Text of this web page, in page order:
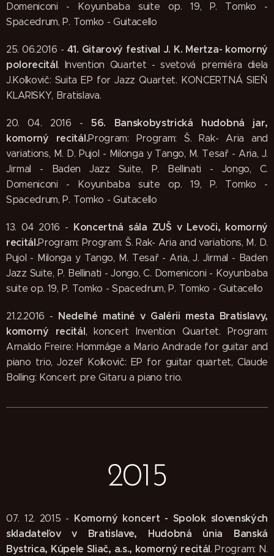
Domeniconi - Koyunbaba suite op. 19, P. Tomko -
Spacedrum, P. Tomko - Guitacello
25. 06.2016 - 41. Gitarový festival J. K. Mertza- komorný
polorecitál. Invention Quartet - svetová premiéra diela
J.Kolkovič: Suita EP for Jazz Quartet. KONCERTNÁ SIEŇ
KLARISKY, Bratislava.
20. 04. 2016 -56. Banskobystrická hudobná jar,
komorný recitál.Program: Program: Š. Rak- Aria and
variations, M. D. Pujol - Milonga y Tango, M. Tesař - Aria, J.
Jirmal - Baden Jazz Suite, P. Bellinati - Jongo, C.
Domeniconi - Koyunbaba suite op. 19, P. Tomko -
Spacedrum, P. Tomko - Guitacello
13. 04 2016 - Koncertná sála ZUŠ v Levoči, komorný
recitál.Program: Program: Š. Rak- Aria and variations, M. D.
Pujol - Milonga y Tango, M. Tesař - Aria, J. Jirmal - Baden
Jazz Suite, P. Bellinati - Jongo, C. Domeniconi - Koyunbaba
suite op. 19, P. Tomko - Spacedrum, P. Tomko - Guitacello
21.2.2016 - Nedeľné matiné v Galérii mesta Bratislavy,
komorný recitál, koncert Invention Quartet. Program:
Arnaldo Freire: Hommáge a Mario Andrade for guitar and
piano trio, Jozef Kolkovič: EP for guitar quartet, Claude
Bolling: Koncert pre Gitaru a piano trio.
2015
07. 12. 2015 - Komorný koncert - Spolok slovenských
skladateľov v Bratislave, Hudobná únia Banská
Bystrica, Kúpele Sliač, a.s., komorný recitál. Program: N.